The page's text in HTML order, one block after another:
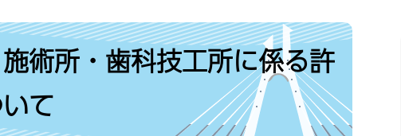
術所・歯科技工所に係る許
て